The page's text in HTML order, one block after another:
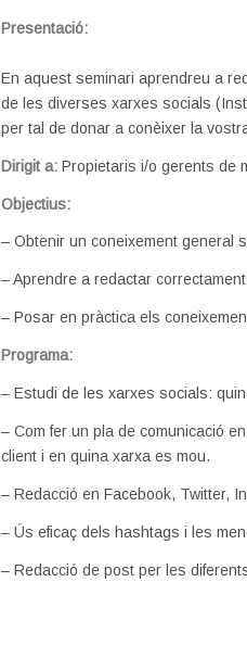
Presentació:
En aquest seminari aprendreu a
de les diverses xarxes socials
per tal de donar a conèixer la
Dirigit a:Propietaris i/o gerents de
Objectius:
– Obtenir un coneixement general
– Aprendre a redactar
– Posar en pràctica els
Programa:
– Estudi de les xarxes socials:
– Com fer un pla de comunicació
client i en quina xarxa es mou.
– Redacció en Facebook, Twitter,
– Ús eficaç dels hashtags i les
– Redacció de post per les